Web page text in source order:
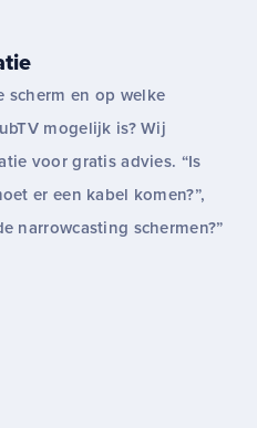
scherm en op welke
mogelijk is? Wij
voor gratis advies. “Is
er een kabel komen?”,
narrowcasting schermen?”